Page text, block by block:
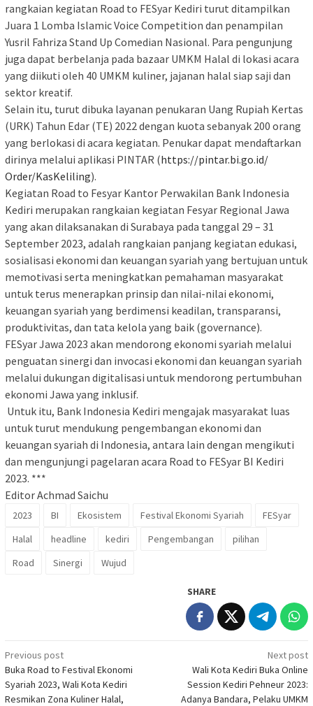
rangkaian kegiatan Road to FESyar Kediri turut ditampilkan
Juara 1 Lomba Islamic Voice Competition dan penampilan
Yusril Fahriza Stand Up Comedian Nasional. Para pengunjung
juga dapat berbelanja pada bazaar UMKM Halal di lokasi acara
yang diikuti oleh 40 UMKM kuliner, jajanan halal siap saji dan
sektor kreatif.
Selain itu, turut dibuka layanan penukaran Uang Rupiah Kertas
(URK) Tahun Edar (TE) 2022 dengan kuota sebanyak 200 orang
yang berlokasi di acara kegiatan. Penukar dapat mendaftarkan
dirinya melalui aplikasi PINTAR (https://pintar.bi.go.id/
Order/KasKeliling).
Kegiatan Road to Fesyar Kantor Perwakilan Bank Indonesia
Kediri merupakan rangkaian kegiatan Fesyar Regional Jawa
yang akan dilaksanakan di Surabaya pada tanggal 29 – 31
September 2023, adalah rangkaian panjang kegiatan edukasi,
sosialisasi ekonomi dan keuangan syariah yang bertujuan untuk
memotivasi serta meningkatkan pemahaman masyarakat
untuk terus menerapkan prinsip dan nilai-nilai ekonomi,
keuangan syariah yang berdimensi keadilan, transparansi,
produktivitas, dan tata kelola yang baik (governance).
FESyar Jawa 2023 akan mendorong ekonomi syariah melalui
penguatan sinergi dan invocasi ekonomi dan keuangan syariah
melalui dukungan digitalisasi untuk mendorong pertumbuhan
ekonomi Jawa yang inklusif.
Untuk itu, Bank Indonesia Kediri mengajak masyarakat luas
untuk turut mendukung pengembangan ekonomi dan
keuangan syariah di Indonesia, antara lain dengan mengikuti
dan mengunjungi pagelaran acara Road to FESyar BI Kediri
2023. ***
Editor Achmad Saichu
2023 BI Ekosistem Festival Ekonomi Syariah
FESyar
Halal
headline kediri Pengembangan
pilihan
Road
Sinergi Wujud
SHARE
Post
navigation
Previous post
Buka Road to Festival Ekonomi
Syariah 2023, Wali Kota Kediri
Resmikan Zona Kuliner Halal,
Next post
Wali Kota Kediri Buka Online
Session Kediri Pehneur 2023:
Adanya Bandara, Pelaku UMKM